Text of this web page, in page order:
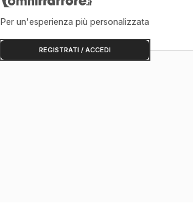
Primo Piano
Per un'esperienza più personalizzata
REGISTRATI / ACCEDI